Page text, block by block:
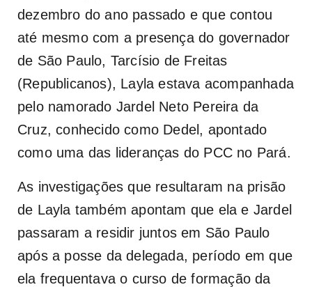
dezembro do ano passado e que contou
até mesmo com a presença do governador
de São Paulo, Tarcísio de Freitas
(Republicanos), Layla estava acompanhada
pelo namorado Jardel Neto Pereira da
Cruz, conhecido como Dedel, apontado
como uma das lideranças do PCC no Pará.
As investigações que resultaram na prisão
de Layla também apontam que ela e Jardel
passaram a residir juntos em São Paulo
após a posse da delegada, período em que
ela frequentava o curso de formação da